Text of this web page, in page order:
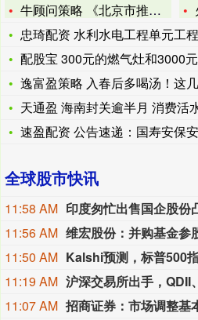
牛顾问策略 《北京市推动总部企业高质量发展的若干措施》发布
忠琦配资 水利水电工程单元工程施
配股宝 300元的燃气灶和3000
逸富盈策略 入春后多喝汤！这几样
天通盈 海南封关逾半月 消费活
速盈配资 公告速递：国寿安保安丰
全球股市快讯
11:58 AM 印度匆忙出售国企股份
11:56 AM
11:50 AM
11:19 AM 沪深交易所出手，QDII
11:07 AM